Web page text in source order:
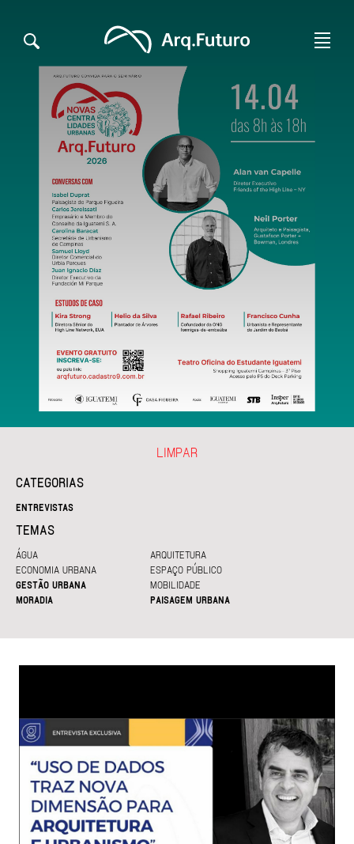
CATEGORIAS
ENTREVISTAS
TEMAS
ÁGUA
ARQUITETURA
ECONOMIA URBANA
ESPAÇO PÚBLICO
GESTÃO URBANA
MOBILIDADE
MORADIA
PAISAGEM URBANA
LIMPAR